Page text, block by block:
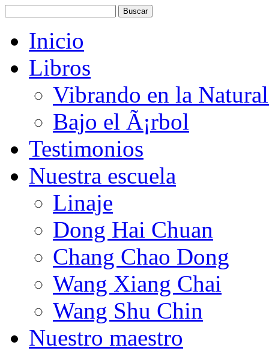
Inicio
Libros
Vibrando en la
Bajo el Ã¡rbol
Testimonios
Nuestra escuela
Linaje
Dong Hai Chuan
Chang Chao Dong
Wang Xiang Chai
Wang Shu Chin
Nuestro maestro